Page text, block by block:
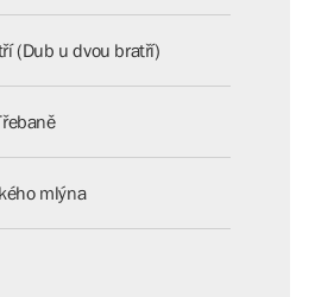
(Dub u dvou bratří)
mlýna